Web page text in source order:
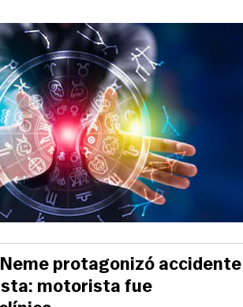
protagonizó accidente
motorista fue